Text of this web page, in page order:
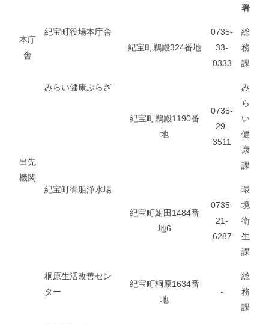
署
本庁
舎
紀宝町役場本庁舎
紀宝町鵜殿324番地
0735-
33-
0333
総
務
課
出先
機関
みらい健康ぷらざ
紀宝町鵜殿1190番
地
0735-
29-
3511
み
ら
い
健
康
課
紀宝町御船浄水場
紀宝町鮒田1484番
地6
0735-
21-
6287
環
境
衛
生
課
桐原生活改善セン
ター
紀宝町桐原1634番
地
-
総
務
課